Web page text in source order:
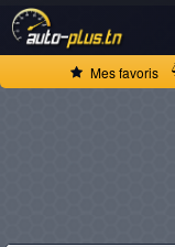
Mes favoris
ACCUEIL